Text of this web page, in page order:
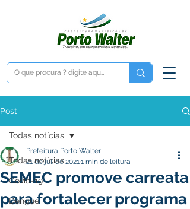
Post
Todas notícias
Covid-19
Dengue
Todas notícias
SEMEC promove carreata
para fortalecer programa
Prefeitura Porto Walter
21 de jul. de 20211 min de leitura